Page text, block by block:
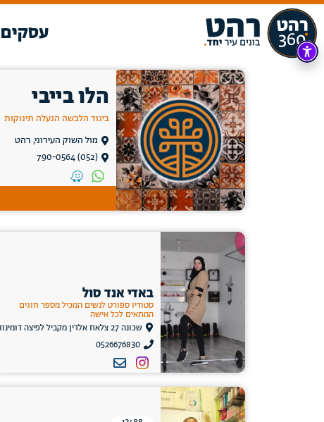
עסקים
הלו בייבי
ביגוד הלבשה הנעלה תינוקות
מול השוק העירוני, רהט
(052) 790-0564
באדי אנד סול
סטודיו ספורט לנשים המכיל מספר חוגים
המתאים לכל אישה
שכונה 27 צלאח אלדין מקביל לפיצה דומינוז
0526676830